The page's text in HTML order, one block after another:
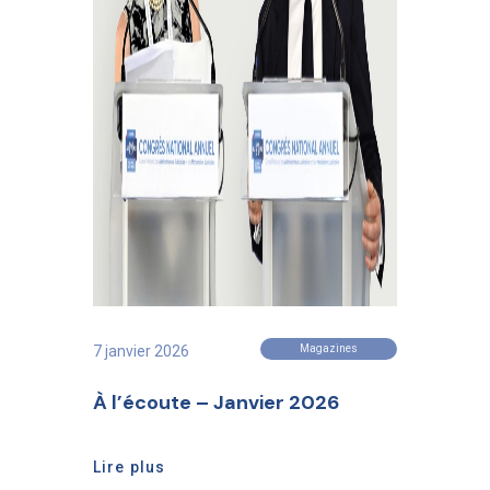
7 janvier 2026 Magazines
À l’écoute – Janvier 2026
Lire plus